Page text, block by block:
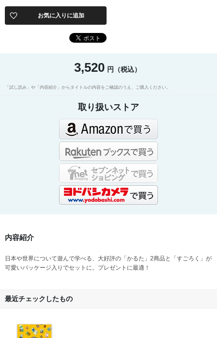
お気に入りに追加
3,520 円（税込）
「試し読み」や「内容紹介」からタイトルの内容をご確認のうえ、ご購入ください。
取り扱いストア
内容紹介
日本や世界について遊んで学べる、大好評の「かるた」2商品と「すごろく」が
可愛いパッケージ入りでセットに。プレゼントに最適！
最近チェックしたもの